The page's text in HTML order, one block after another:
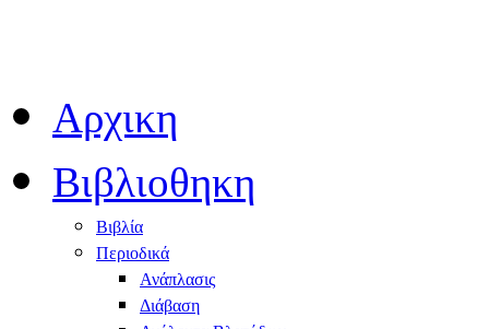
Αρχικη
Βιβλιοθηκη
Βιβλία
Περιοδικά
Ανάπλασις
Διάβαση